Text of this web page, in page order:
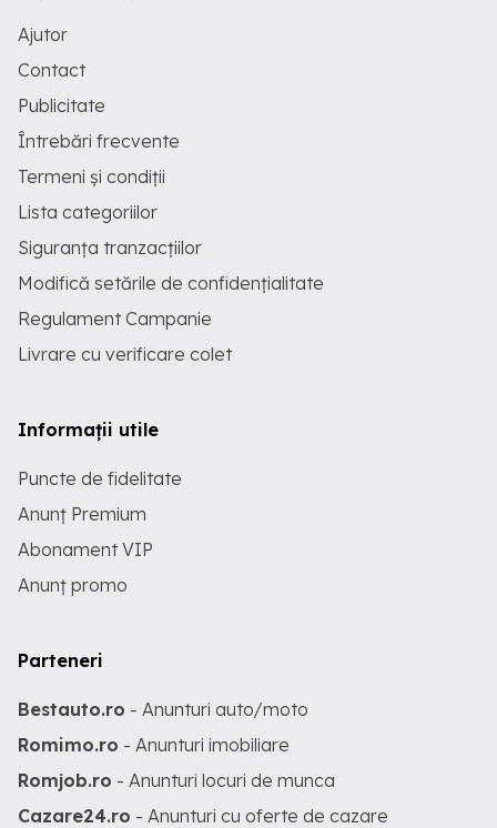
Ajutor
Contact
Publicitate
Întrebări frecvente
Termeni și condiții
Lista categoriilor
Siguranța tranzacțiilor
Modifică setările de confidențialitate
Regulament Campanie
Livrare cu verificare colet
Informații utile
Puncte de fidelitate
Anunț Premium
Abonament VIP
Anunț promo
Parteneri
Bestauto.ro - Anunturi auto/moto
Romimo.ro - Anunturi imobiliare
Romjob.ro - Anunturi locuri de munca
Cazare24.ro - Anunturi cu oferte de cazare